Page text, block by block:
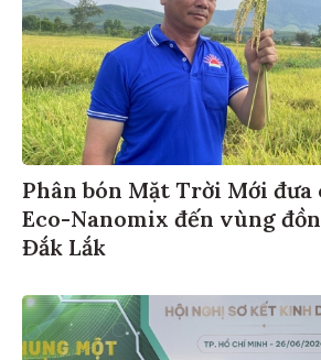
Phân bón Mặt Trời Mới đưa
Eco-Nanomix đến vùng
Đắk Lắk